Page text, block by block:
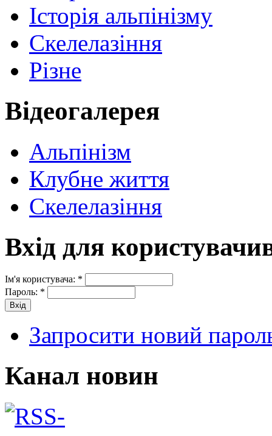
Історія альпінізму
Скелелазіння
Різне
Відеогалерея
Альпінізм
Клубне життя
Скелелазіння
Вхід для
Ім'я користувача: *
Пароль: *
Запросити новий
Канал новин